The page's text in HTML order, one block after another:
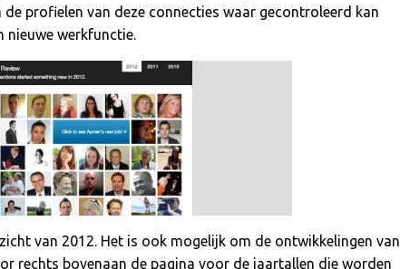
profielen van deze connecties waar gecontroleerd kan
nieuwe werkfunctie.
van 2012. Het is ook mogelijk om de ontwikkelingen van
rechts bovenaan de pagina voor de jaartallen die worden